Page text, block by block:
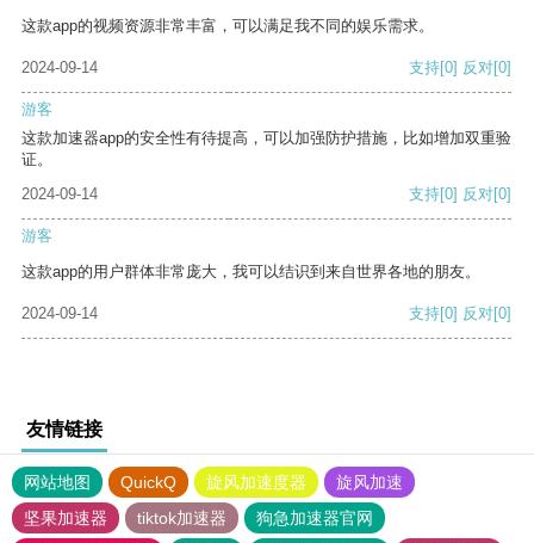
这款app的视频资源非常丰富，可以满足我不同的娱乐需求。
2024-09-14 支持[0] 反对[0]
游客
这款加速器app的安全性有待提高，可以加强防护措施，比如增加双重验
证。
2024-09-14
支持[0] 反对[0]
游客
这款app的用户群体非常庞大，我可以结识到来自世界各地的朋友。
2024-09-14 支持[0] 反对[0]
友情链接
网站地图 QuickQ 旋风加速度器
旋风加速
坚果加速器
tiktok加速器
狗急加速器官网